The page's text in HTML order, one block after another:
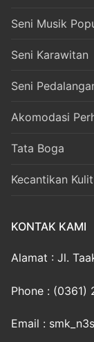
Seni Musik
Seni Karawitan
Seni
Akomodasi
Tata Boga
Kecantikan
KONTAK KAMI
Alamat : Jl.
Phone : (0361)
Email :